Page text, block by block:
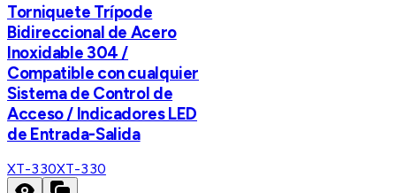
Torniquete Trípode
Bidireccional de Acero
Inoxidable 304 /
Compatible con cualquier
Sistema de Control de
Acceso / Indicadores LED
de Entrada-Salida
XT-330XT-330